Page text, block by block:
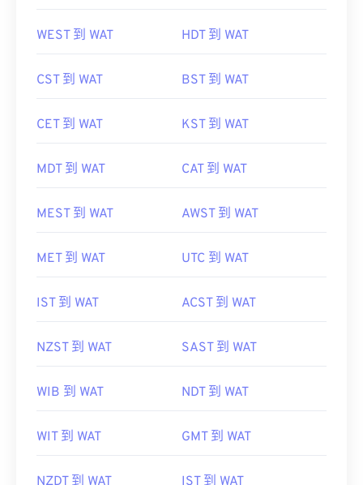
WEST 到 WAT HDT 到 WAT
CST 到 WAT BST 到 WAT
CET 到 WAT KST 到 WAT
MDT 到 WAT CAT 到 WAT
MEST 到 WAT AWST 到 WAT
MET 到 WAT UTC 到 WAT
IST 到 WAT ACST 到 WAT
NZST 到 WAT SAST 到 WAT
WIB 到 WAT NDT 到 WAT
WIT 到 WAT GMT 到 WAT
NZDT 到 WAT IST 到 WAT